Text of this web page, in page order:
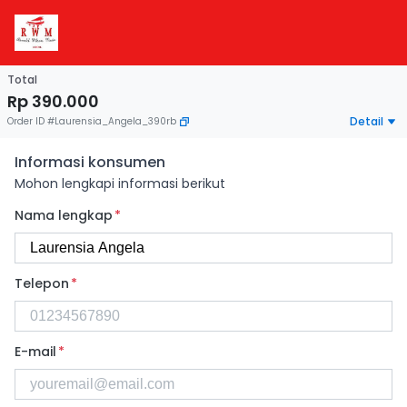
Total
Rp 390.000
Order ID #Laurensia_Angela_390rb Detail
Informasi konsumen
Mohon lengkapi informasi berikut
Nama lengkap *
Telepon *
E-mail *